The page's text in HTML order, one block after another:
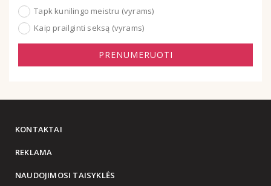
Tapk kunilingo meistru (vyrams)
Kaip prailginti seksą (vyrams)
PRENUMERUOTI
KONTAKTAI
REKLAMA
NAUDOJIMOSI TAISYKLĖS